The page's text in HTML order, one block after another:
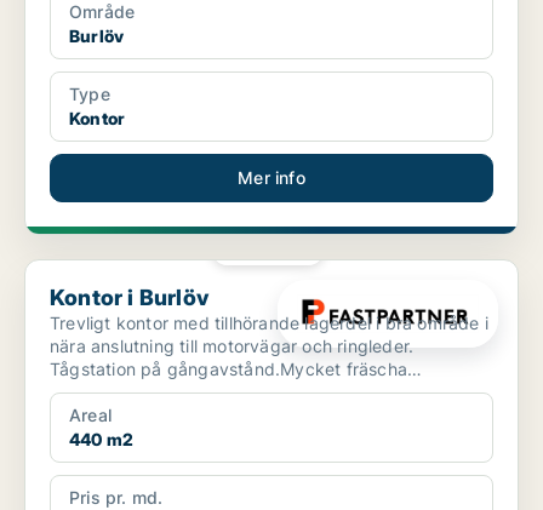
Område
Burlöv
Type
Kontor
Mer info
Kontor i Burlöv
Kontor i Burlöv
Trevligt kontor med tillhörande lagerdel i bra område i
nära anslutning till motorvägar och ringleder.
Tågstation på gångavstånd.Mycket fräscha
kontorslokale...
Areal
440 m2
Pris pr. md.